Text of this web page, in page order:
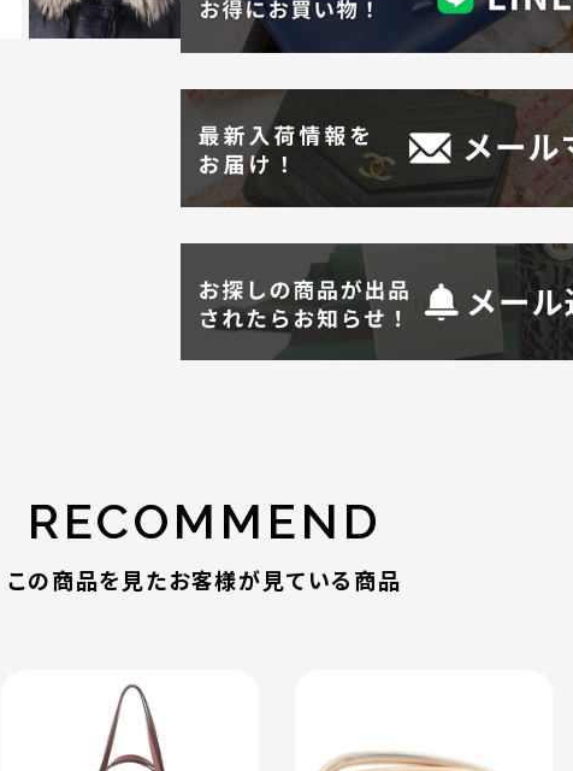
RECOMMEND
この商品を見たお客様が見ている商品